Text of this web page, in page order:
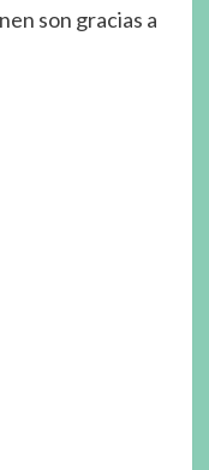
son gracias a